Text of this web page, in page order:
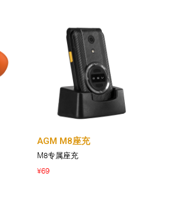
AGM M8座充
M8专属座充
¥69